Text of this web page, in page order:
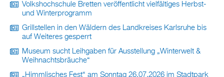
Volkshochschule Bretten veröffentlicht vielfältiges Herbst-
und Winterprogramm
Grillstellen in den Wäldern des Landkreises Karlsruhe bis
auf Weiteres gesperrt
Museum sucht Leihgaben für Ausstellung „Winterwelt &
Weihnachtsbräuche“
„Himmlisches Fest“ am Sonntag 26.07.2026 im Stadtpark